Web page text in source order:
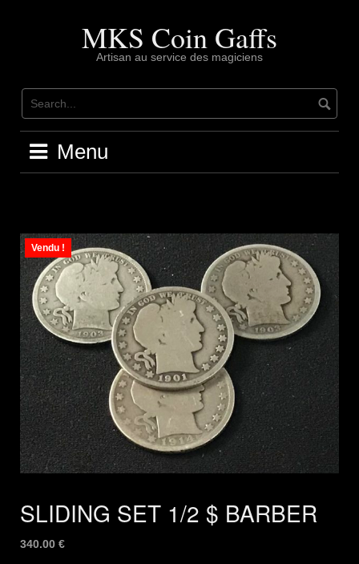
MKS Coin Gaffs
Artisan au service des magiciens
Menu
Vendu !
SLIDING SET 1/2 $ BARBER
340.00 €